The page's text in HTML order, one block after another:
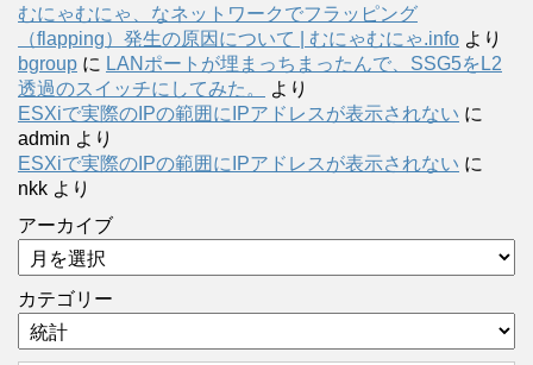
むにゃむにゃ、なネットワークでフラッピング
（flapping）発生の原因について | むにゃむにゃ.info より
bgroup に LANポートが埋まっちまったんで、SSG5をL2
透過のスイッチにしてみた。
より
ESXiで実際のIPの範囲にIPアドレスが表示されない に
admin より
ESXiで実際のIPの範囲にIPアドレスが表示されない に
nkk より
アーカイブ
カテゴリー